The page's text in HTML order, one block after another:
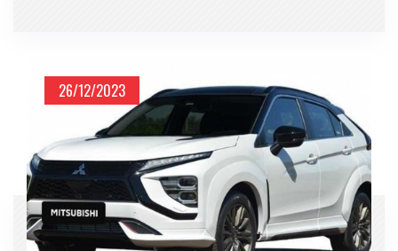
26/12/2023